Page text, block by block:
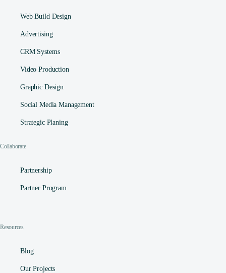
Web Build Design
Advertising
CRM Systems
Video Production
Graphic Design
Social Media Management​
Strategic Planing
Collaborate
Partnership
Partner Program
Resources
Blog
Our Projects